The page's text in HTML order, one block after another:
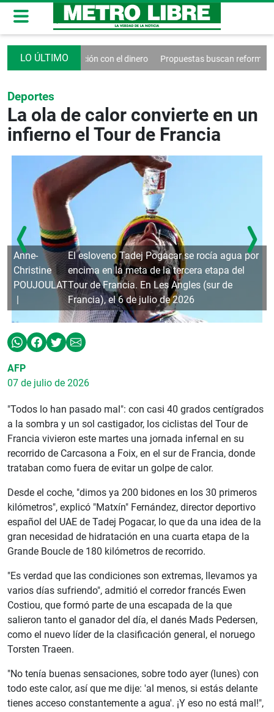
sanar la relación con el dinero Propuestas buscan reformas
Deportes
La ola de calor convierte en un
infierno el Tour de Francia
El esloveno Tadej Pogacar se rocía agua por
encima en la meta de la tercera etapa del
Tour de Francia. En Les Angles (sur de
Francia), el 6 de julio de 2026
Anne-
Christine
POUJOULAT
AFP
07 de julio de 2026
"Todos lo han pasado mal": con casi 40 grados centígrados
a la sombra y un sol castigador, los ciclistas del Tour de
Francia vivieron este martes una jornada infernal en su
recorrido de Carcasona a Foix, en el sur de Francia, donde
trataban como fuera de evitar un golpe de calor.
Desde el coche, "dimos ya 200 bidones en los 30 primeros
kilómetros", explicó "Matxín" Fernández, director deportivo
español del UAE de Tadej Pogacar, lo que da una idea de la
gran necesidad de hidratación en una cuarta etapa de la
Grande Boucle de 180 kilómetros de recorrido.
"Es verdad que las condiciones son extremas, llevamos ya
varios días sufriendo", admitió el corredor francés Ewen
Costiou, que formó parte de una escapada de la que
salieron tanto el ganador del día, el danés Mads Pedersen,
como el nuevo líder de la clasificación general, el noruego
Torsten Traeen.
"No tenía buenas sensaciones, sobre todo ayer (lunes) con
todo este calor, así que me dije: 'al menos, si estás delante
tienes acceso constantemente a agua'. ¡Y eso no está mal!",